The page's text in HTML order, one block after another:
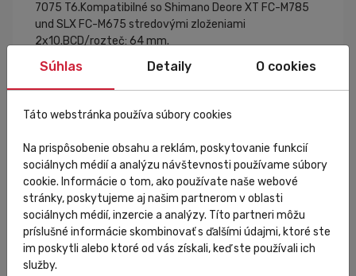
7075 T6.Kompatibilné so Shimano Deore XT FC-M785
und SLX FC-M675 stredovými zloženiami
2x10.BCD/rozteč: 64 mm.
Špecifikácia
Súhlas Detaily O cookies
Táto webstránka používa súbory cookies
Na prispôsobenie obsahu a reklám, poskytovanie funkcií
sociálnych médií a analýzu návštevnosti používame súbory
cookie. Informácie o tom, ako používate naše webové
stránky, poskytujeme aj našim partnerom v oblasti
sociálnych médií, inzercie a analýzy. Títo partneri môžu
príslušné informácie skombinovať s ďalšími údajmi, ktoré ste
im poskytli alebo ktoré od vás získali, keď ste používali ich
služby.